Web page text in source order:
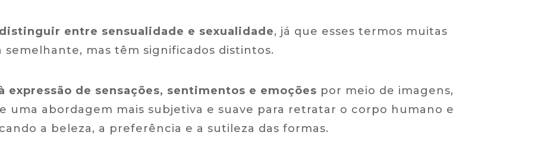
entre sensualidade e sexualidade, já que esses termos muitas
semelhante, mas têm significados distintos.
expressão de sensações, sentimentos e emoções por meio de imagens,
uma abordagem mais subjetiva e suave para retratar o corpo humano e
a beleza, a preferência e a sutileza das formas.